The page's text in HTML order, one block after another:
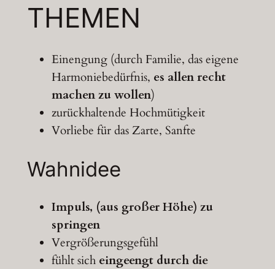
THEMEN
Einengung (durch Familie, das eigene
Harmoniebedürfnis, es allen recht
machen zu wollen)
zurückhaltende Hochmütigkeit
Vorliebe für das Zarte, Sanfte
Wahnidee
Impuls, (aus großer Höhe) zu
springen
Vergrößerungsgefühl
fühlt sich eingeengt durch die